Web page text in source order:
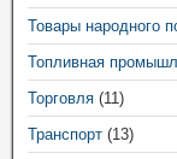
Товары народного
Топливная
Торговля (11)
Транспорт (13)